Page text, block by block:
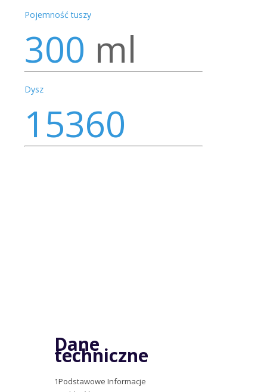
Pojemność tuszy
300 ml
Dysz
15360
Dane
techniczne
1Podstawowe Informacje